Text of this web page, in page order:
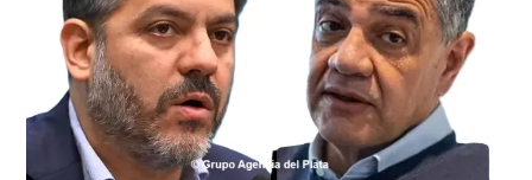
Plan
Buenos
Aires
Hábitat
Y
La
Ayuda
A
Bahía
Blanca»